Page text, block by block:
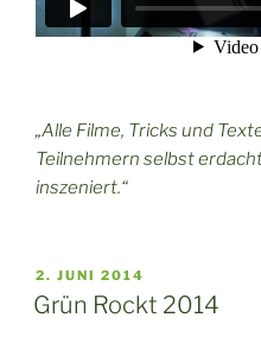
„Alle Filme, Tricks und
Teilnehmern selbst
inszeniert.“
VERÖFFENTLICHT
AM
2. JUNI 2014
Grün Rockt 2014